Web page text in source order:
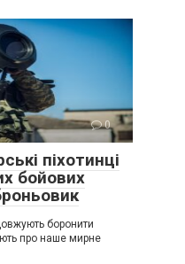
0
піхотинці
бойових
боронити
про наше мирне